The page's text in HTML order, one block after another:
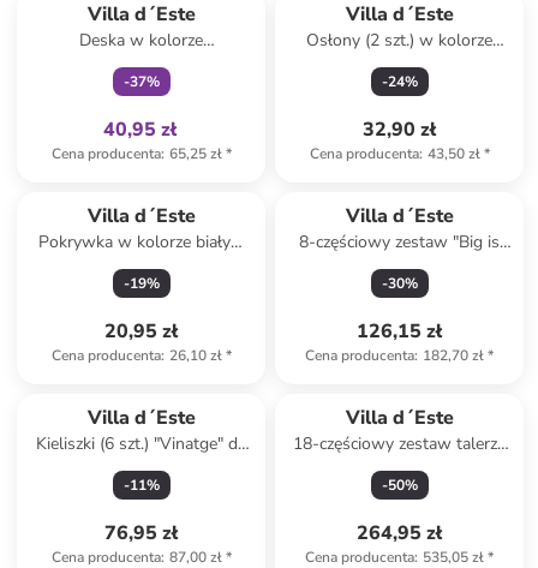
Villa d´Este
Deska w kolorze
jasnobrązowym ze wzorem do
krojenia - 12,5 x 41,5 x 1,2 cm
-37%
40,95 zł
Cena producenta: 65,25 zł*
Villa d´Este
Osłony (2 szt.) w kolorze
brązowym i transparentnym
na żywność - 38 x 23 cm
-24%
32,90 zł
Cena producenta: 43,50 zł*
Villa d´Este
Pokrywka w kolorze białym
na żywność - 48 x 30 x 48 cm
-19%
20,95 zł
Cena producenta: 26,10 zł*
Villa d´Este
8-częściowy zestaw "Big is
more" w kolorze białym
-30%
126,15 zł
Cena producenta: 182,70 zł*
Villa d´Este
Kieliszki (6 szt.) "Vinatge" do
koktajli - 365 ml
-11%
76,95 zł
Cena producenta: 87,00 zł*
Villa d´Este
18-częściowy zestaw talerzy
"Wave" w kolorze białym
-50%
264,95 zł
Cena producenta: 535,05 zł*